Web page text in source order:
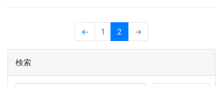
← 1 2 →
検索